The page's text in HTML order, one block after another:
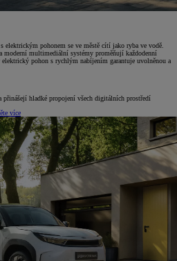
pohonem se ve městě cítí jako ryba ve vodě.
moderní multimediální systémy proměňují každodenní
pohon s rychlým nabíjením garantuje uvolněnou a
hladké propojení všech digitálních prostředí
více